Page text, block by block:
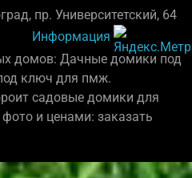
пр. Университетский, 64
Информация
домов: Дачные домики под
ключ для пмж.
садовые домики для
и ценами: заказать